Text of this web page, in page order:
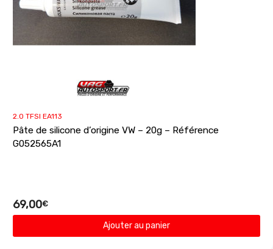
2.0 TFSI EA113
Pâte de silicone d’origine VW – 20g – Référence
G052565A1
69,00€
Ajouter au panier